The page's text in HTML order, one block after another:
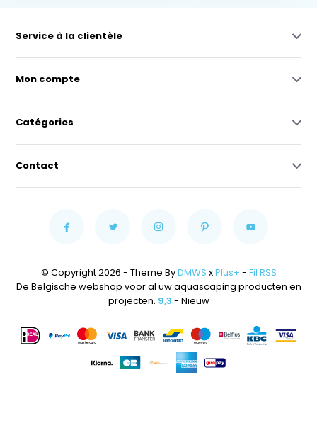
Service à la clientèle
Mon compte
Catégories
Contact
© Copyright 2026 - Theme ByDMWS xPlus+ - Fil RSS
De Belgische webshop voor al uw aquascaping producten en
projecten. 9,3 - Nieuw